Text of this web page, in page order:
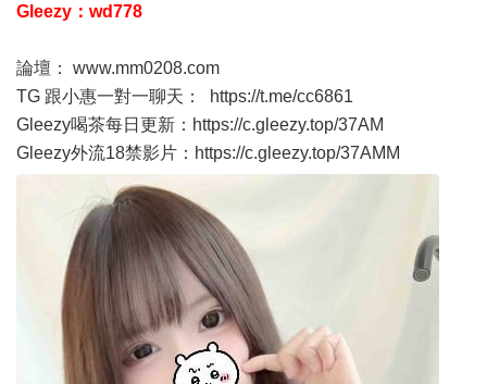
Gleezy：wd778
論壇： www.mm0208.com
TG 跟小惠一對一聊天：
https://t.me/cc6861
Gleezy喝茶每日更新： https://c.gleezy.top/37AM
Gleezy外流18禁影片： https://c.gleezy.top/37AMM